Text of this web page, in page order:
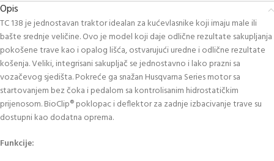
Opis
TC 138 je jednostavan traktor idealan za kućevlasnike koji imaju male ili
bašte srednje veličine. Ovo je model koji daje odlične rezultate sakupljanja
pokošene trave kao i opalog lišća, ostvarujući uredne i odlične rezultate
košenja. Veliki, integrisani sakupljač se jednostavno i lako prazni sa
vozačevog sjedišta. Pokreće ga snažan Husqvarna Series motor sa
startovanjem bez čoka i pedalom sa kontrolisanim hidrostatičkim
prijenosom. BioClip® poklopac i deflektor za zadnje izbacivanje trave su
dostupni kao dodatna oprema.
Funkcije: